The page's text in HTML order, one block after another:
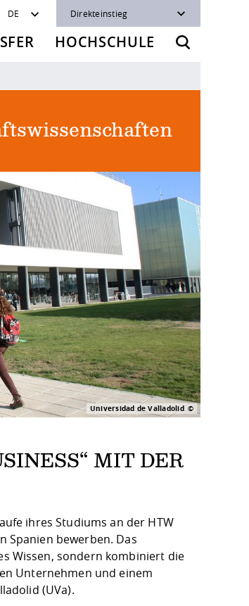
DE Direkteinstieg
HOCHSCHULE
Universidad de Valladolid
MIT DER
ihres Studiums an der HTW
Spanien bewerben. Das
Wissen, sondern kombiniert die
Unternehmen und einem
(UVa).